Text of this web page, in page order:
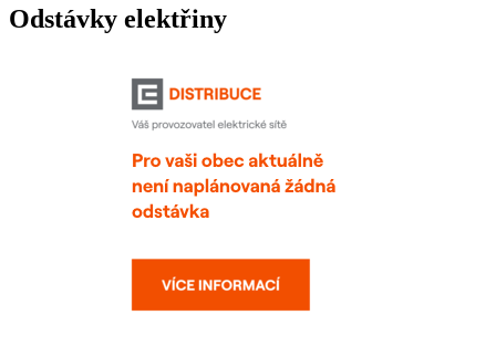
Odstávky elektřiny